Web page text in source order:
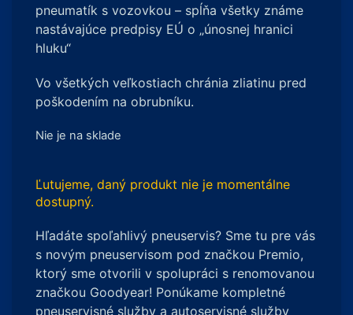
pneumatík s vozovkou – spĺňa všetky známe
nastávajúce predpisy EÚ o „únosnej hranici
hluku“
Vo všetkých veľkostiach chránia zliatinu pred
poškodením na obrubníku.
Nie je na sklade
Ľutujeme, daný produkt nie je momentálne
dostupný.
Hľadáte spoľahlivý pneuservis? Sme tu pre vás
s novým pneuservisom pod značkou Premio,
ktorý sme otvorili v spolupráci s renomovanou
značkou Goodyear! Ponúkame kompletné
pneuservisné služby a autoservisné služby